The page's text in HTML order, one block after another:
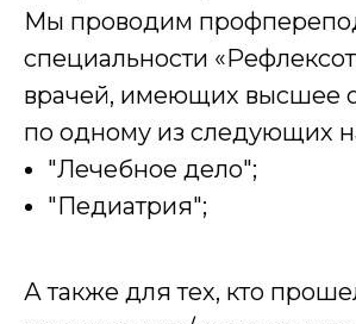
Мы проводим
специальности
врачей, имеющих высшее
по одному из следующих
"Лечебное дело";
"Педиатрия";
А также для тех, кто